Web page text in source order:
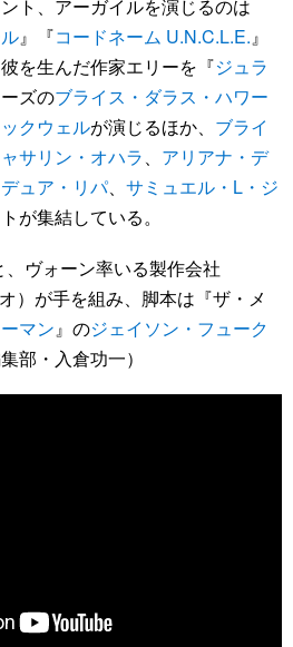
ト、アーガイルを演じるのは
』『コードネーム U.N.C.L.E.』
を生んだ作家エリーを『ジュラ
ズのブライス・ダラス・ハワー
クウェルが演じるほか、 ブライ
サリン・オハラ、 アリアナ・デ
デュア・リパ、 サミュエル・L・ジ
が集結している。
ヴォーン率いる製作会社
）が手を組み、脚本は『ザ・メ
マン』のジェイソン・フューク
部・入倉功一）